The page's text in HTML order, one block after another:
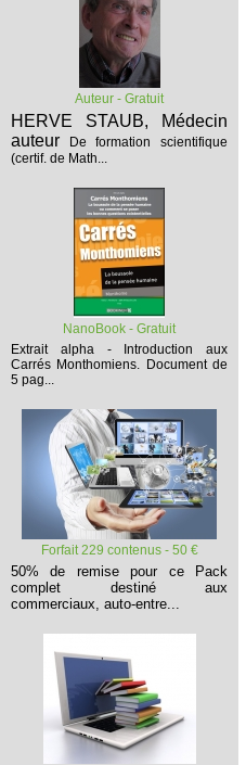
Auteur - Gratuit
HERVE STAUB, Médecin
auteur
De formation scientifique
(certif. de Math...
NanoBook - Gratuit
Extrait alpha - Introduction aux
Carrés Monthomiens. Document de
5 pag...
Forfait 229 contenus - 50 €
50% de remise pour ce Pack
complet destiné aux
commerciaux, auto-entre...